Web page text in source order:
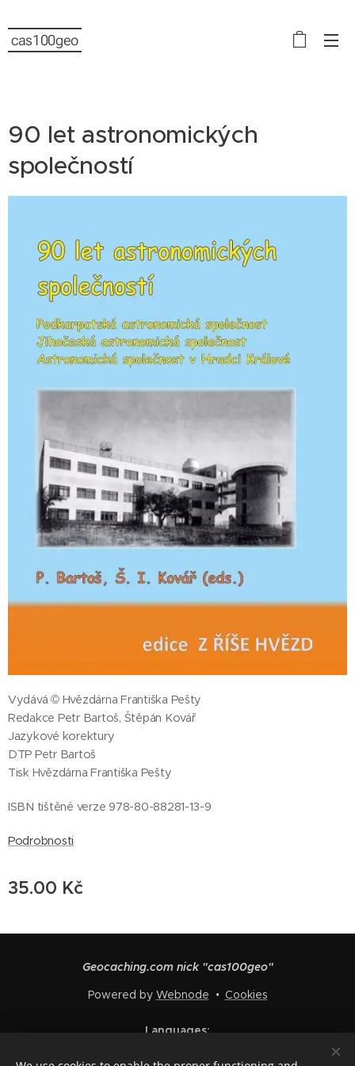
cas100geo
90 let astronomických
společností
Vydává © Hvězdárna Františka Pešty
Redakce Petr Bartoš, Štěpán Kovář
Jazykové korektury
DTP Petr Bartoš
Tisk Hvězdárna Františka Pešty
ISBN tištěné verze 978-80-88281-13-9
Podrobnosti
35.00 Kč
Geocaching.com nick "cas100geo"
Powered by Webnode Cookies
Languages